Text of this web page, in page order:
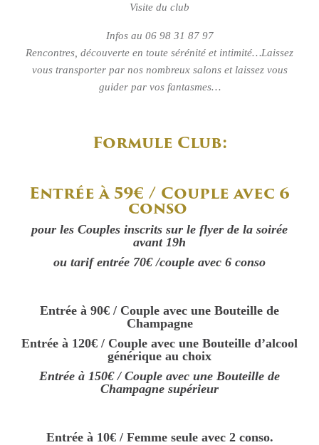
Visite du club
Infos au 06 98 31 87 97
Rencontres, découverte en toute sérénité et intimité…Laissez
vous transporter par nos nombreux salons et laissez vous
guider par vos fantasmes…
Formule Club:
Entrée à 59€ / Couple avec 6
conso
pour les Couples inscrits sur le flyer de la soirée
avant 19h
ou tarif entrée 70€ /couple avec 6 conso
Entrée à 90€ / Couple avec une Bouteille de
Champagne
Entrée à 120€ / Couple avec une Bouteille d’alcool
générique au choix
Entrée à 150€ / Couple avec une Bouteille de
Champagne supérieur
Entrée à 10€ / Femme seule avec 2 conso.